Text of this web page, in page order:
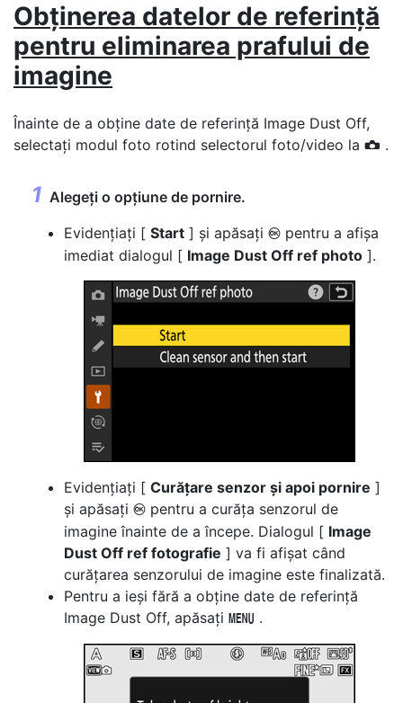
Obținerea datelor de referință
pentru eliminarea prafului de
imagine
Înainte de a obține date de referință Image Dust Off,
selectați modul foto rotind selectorul foto/video la C .
Alegeți o opțiune de pornire.
Evidențiați [ Start ] și apăsați J pentru a afișa
imediat dialogul [ Image Dust Off ref photo ].
Evidențiați [ Curățare senzor și apoi pornire ]
și apăsați J pentru a curăța senzorul de
imagine înainte de a începe. Dialogul [ Image
Dust Off ref fotografie ] va fi afișat când
curățarea senzorului de imagine este finalizată.
Pentru a ieși fără a obține date de referință
Image Dust Off, apăsați G .